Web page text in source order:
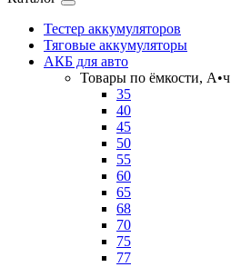
Тестер аккумуляторов
Тяговые аккумуляторы
АКБ для авто
Товары по ёмкости, А•ч
35
40
45
50
55
60
65
68
70
75
77